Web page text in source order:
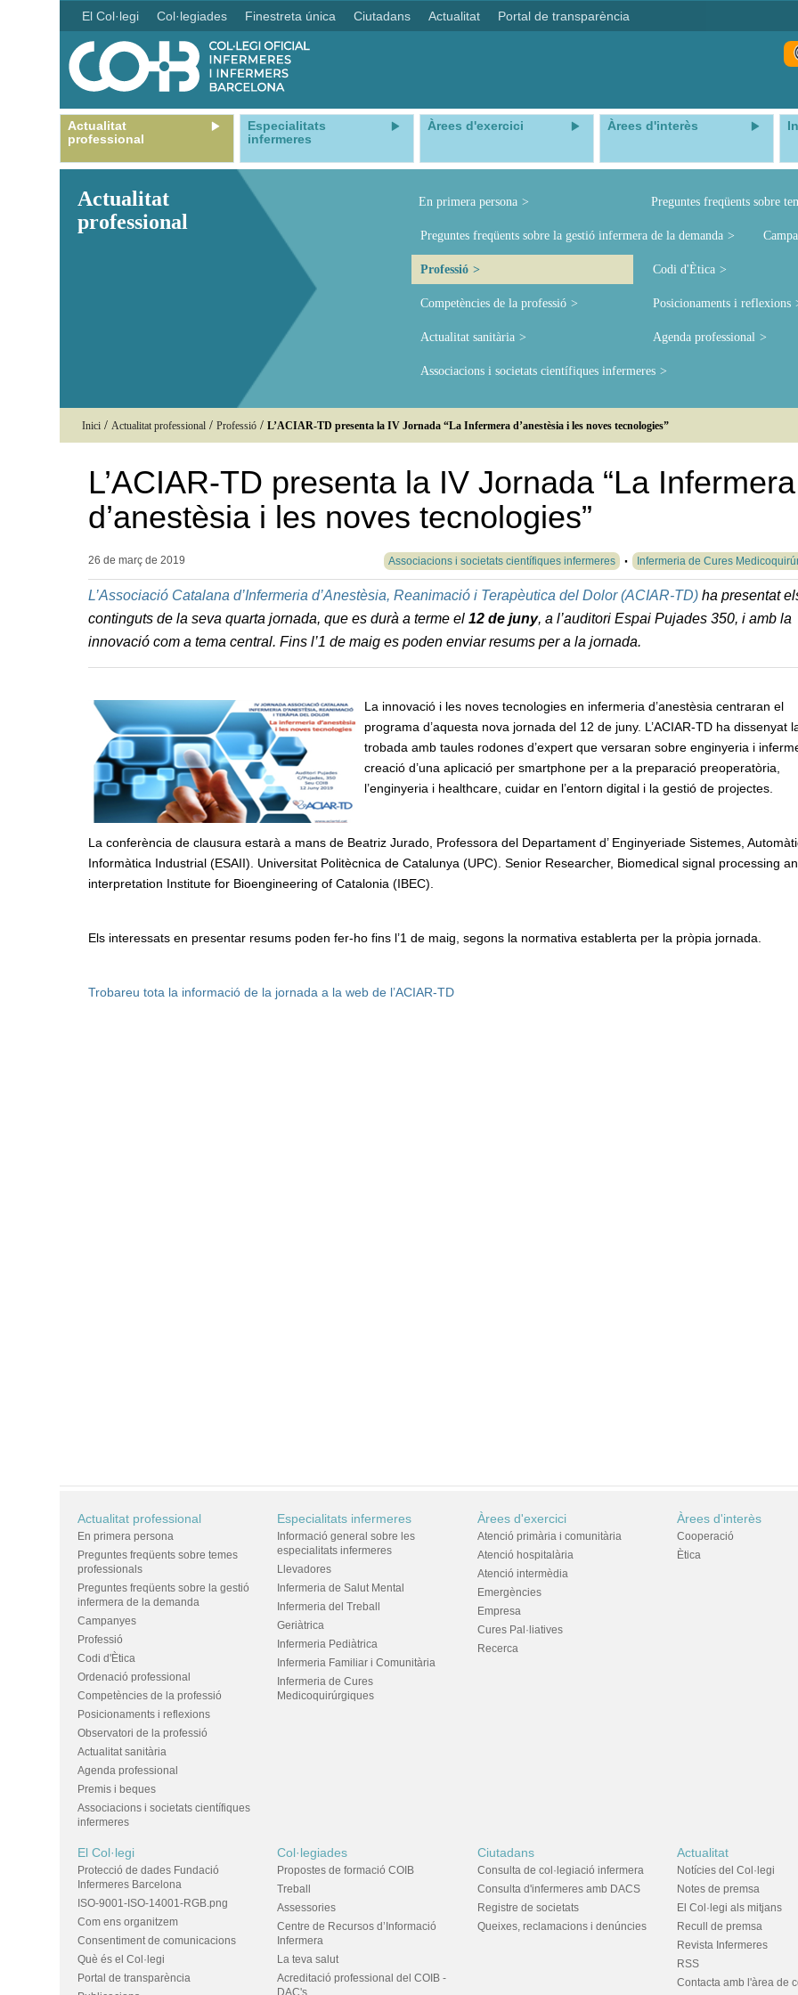
El Col·legi Col·legiades Finestreta única Ciutadans Actualitat Portal de transparència
Actualitat
professional
Especialitats
infermeres
Àrees d'exercici Àrees d'interès
Actualitat
professional
En primera persona Preguntes freqüents sobre
Preguntes freqüents sobre la gestió infermera de la demanda
Professió Codi d'Ètica
Competències de la professió Posicionaments i reflexions
Actualitat sanitària Agenda professional
Associacions i societats científiques infermeres
Inici / Actualitat professional / Professió / L’ACIAR-TD presenta la IV Jornada “La Infermera d’anestèsia i les noves tecnologies”
L’ACIAR-TD presenta la IV Jornada “La Infermera
d’anestèsia i les noves tecnologies”
26 de març de 2019 Associacions i societats científiques infermeres Infermeria de Cures
L’Associació Catalana d’Infermeria d’Anestèsia, Reanimació i Terapèutica del Dolor (ACIAR-TD) ha presentat
continguts de la seva quarta jornada, que es durà a terme el 12 de juny, a l’auditori Espai Pujades 350, i amb la
innovació com a tema central. Fins l’1 de maig es poden enviar resums per a la jornada.
La innovació i les noves tecnologies en infermeria d’anestèsia centraran el
programa d’aquesta nova jornada del 12 de juny. L’ACIAR-TD ha dissenyat
trobada amb taules rodones d’expert que versaran sobre enginyeria i
creació d’una aplicació per smartphone per a la preparació preoperatòria,
l’enginyeria i healthcare, cuidar en l’entorn digital i la gestió de projectes.
La conferència de clausura estarà a mans de Beatriz Jurado, Professora del Departament d’ Enginyeriade Sistemes,
Informàtica Industrial (ESAII). Universitat Politècnica de Catalunya (UPC). Senior Researcher, Biomedical signal processing
interpretation Institute for Bioengineering of Catalonia (IBEC).
Els interessats en presentar resums poden fer-ho fins l’1 de maig, segons la normativa establerta per la pròpia jornada.
Trobareu tota la informació de la jornada a la web de l’ACIAR-TD
Actualitat professional
En primera persona
Preguntes freqüents sobre temes
professionals
Preguntes freqüents sobre la gestió
infermera de la demanda
Campanyes
Professió
Codi d'Ètica
Ordenació professional
Competències de la professió
Posicionaments i reflexions
Observatori de la professió
Actualitat sanitària
Agenda professional
Premis i beques
Associacions i societats científiques
infermeres
Especialitats infermeres
Informació general sobre les
especialitats infermeres
Llevadores
Infermeria de Salut Mental
Infermeria del Treball
Geriàtrica
Infermeria Pediàtrica
Infermeria Familiar i Comunitària
Infermeria de Cures
Medicoquirúrgiques
Àrees d'exercici
Atenció primària i comunitària
Atenció hospitalària
Atenció intermèdia
Emergències
Empresa
Cures Pal·liatives
Recerca
Àrees d'interès
Cooperació
Ètica
El Col·legi
Protecció de dades Fundació
Infermeres Barcelona
ISO-9001-ISO-14001-RGB.png
Com ens organitzem
Consentiment de comunicacions
Què és el Col·legi
Portal de transparència
Col·legiades
Propostes de formació COIB
Treball
Assessories
Centre de Recursos d’Informació
Infermera
La teva salut
Acreditació professional del COIB -
DAC's
Ciutadans
Consulta de col·legiació infermera
Consulta d'infermeres amb DACS
Registre de societats
Queixes, reclamacions i denúncies
Actualitat
Notícies del Col·legi
Notes de premsa
El Col·legi als mitjans
Recull de premsa
Revista Infermeres
RSS
Contacta amb l'àrea de